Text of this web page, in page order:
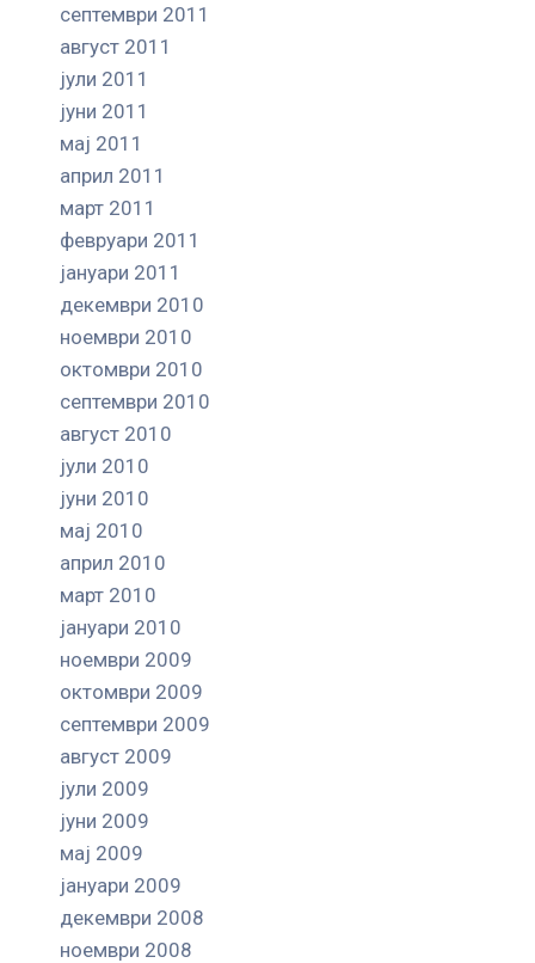
септември 2011
август 2011
јули 2011
јуни 2011
мај 2011
април 2011
март 2011
февруари 2011
јануари 2011
декември 2010
ноември 2010
октомври 2010
септември 2010
август 2010
јули 2010
јуни 2010
мај 2010
април 2010
март 2010
јануари 2010
ноември 2009
октомври 2009
септември 2009
август 2009
јули 2009
јуни 2009
мај 2009
јануари 2009
декември 2008
ноември 2008